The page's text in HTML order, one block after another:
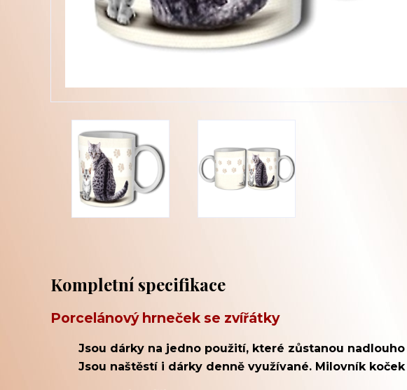
Kompletní specifikace
Porcelánový hrneček se zvířátky
Jsou dárky na jedno použití, které zůstanou
Jsou naštěstí i dárky denně využívané. Milovník